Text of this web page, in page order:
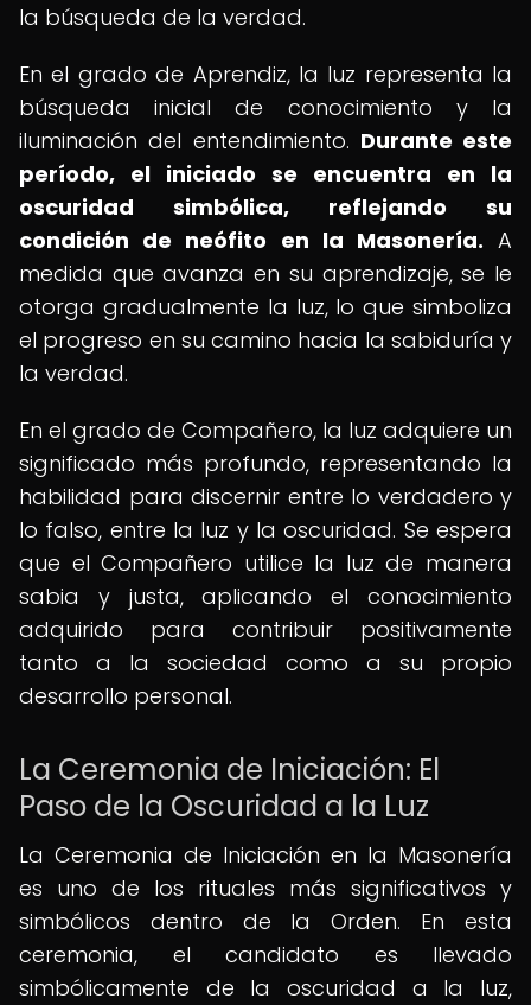
la búsqueda de la verdad.
En el grado de Aprendiz, la luz representa la
búsqueda inicial de conocimiento y la
iluminación del entendimiento. Durante este
período, el iniciado se encuentra en la
oscuridad simbólica, reflejando su
condición de neófito en la Masonería. A
medida que avanza en su aprendizaje, se le
otorga gradualmente la luz, lo que simboliza
el progreso en su camino hacia la sabiduría y
la verdad.
En el grado de Compañero, la luz adquiere un
significado más profundo, representando la
habilidad para discernir entre lo verdadero y
lo falso, entre la luz y la oscuridad. Se espera
que el Compañero utilice la luz de manera
sabia y justa, aplicando el conocimiento
adquirido para contribuir positivamente
tanto a la sociedad como a su propio
desarrollo personal.
La Ceremonia de Iniciación: El
Paso de la Oscuridad a la Luz
La Ceremonia de Iniciación en la Masonería
es uno de los rituales más significativos y
simbólicos dentro de la Orden. En esta
ceremonia, el candidato es llevado
simbólicamente de la oscuridad a la luz,